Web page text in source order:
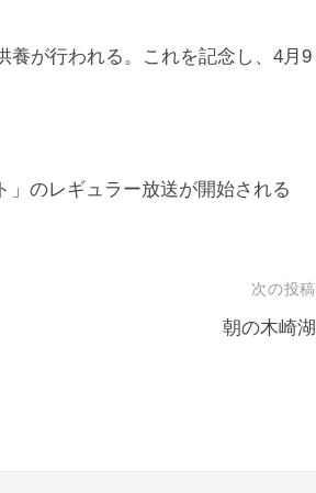
養が行われる。これを記念し、4月9
」のレギュラー放送が開始される
次の投稿
朝の木崎湖